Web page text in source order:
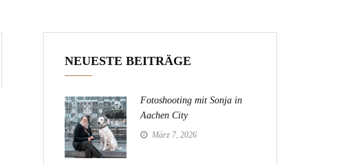
NEUESTE BEITRÄGE
Fotoshooting mit Sonja in
Aachen City
März 7, 2026